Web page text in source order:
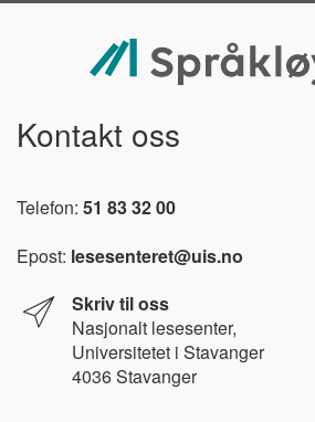
Kontakt oss
Telefon: 51 83 32 00
Epost: lesesenteret@uis.no
Skriv til oss
Nasjonalt lesesenter,
Universitetet i Stavanger
4036 Stavanger